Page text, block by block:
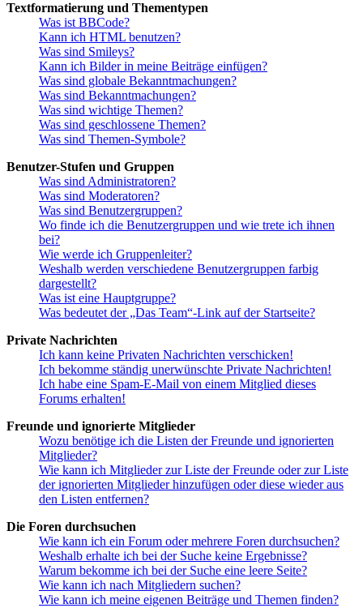
Textformatierung und Thementypen
Was ist BBCode?
Kann ich HTML benutzen?
Was sind Smileys?
Kann ich Bilder in meine Beiträge einfügen?
Was sind globale Bekanntmachungen?
Was sind Bekanntmachungen?
Was sind wichtige Themen?
Was sind geschlossene Themen?
Was sind Themen-Symbole?
Benutzer-Stufen und Gruppen
Was sind Administratoren?
Was sind Moderatoren?
Was sind Benutzergruppen?
Wo finde ich die Benutzergruppen und wie trete ich ihnen
bei?
Wie werde ich Gruppenleiter?
Weshalb werden verschiedene Benutzergruppen farbig
dargestellt?
Was ist eine Hauptgruppe?
Was bedeutet der „Das Team“-Link auf der Startseite?
Private Nachrichten
Ich kann keine Privaten Nachrichten verschicken!
Ich bekomme ständig unerwünschte Private Nachrichten!
Ich habe eine Spam-E-Mail von einem Mitglied dieses
Forums erhalten!
Freunde und ignorierte Mitglieder
Wozu benötige ich die Listen der Freunde und ignorierten
Mitglieder?
Wie kann ich Mitglieder zur Liste der Freunde oder zur Liste
der ignorierten Mitglieder hinzufügen oder diese wieder aus
den Listen entfernen?
Die Foren durchsuchen
Wie kann ich ein Forum oder mehrere Foren durchsuchen?
Weshalb erhalte ich bei der Suche keine Ergebnisse?
Warum bekomme ich bei der Suche eine leere Seite?
Wie kann ich nach Mitgliedern suchen?
Wie kann ich meine eigenen Beiträge und Themen finden?